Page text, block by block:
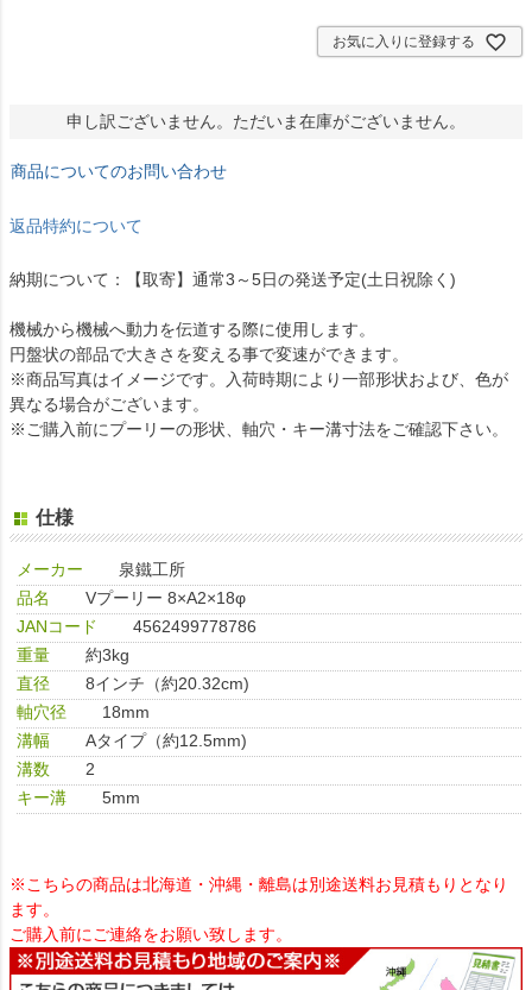
お気に入りに登録する
申し訳ございません。ただいま在庫がございません。
商品についてのお問い合わせ
返品特約について
納期について：【取寄】通常3～5日の発送予定(土日祝除く)
機械から機械へ動力を伝道する際に使用します。
円盤状の部品で大きさを変える事で変速ができます。
※商品写真はイメージです。入荷時期により一部形状および、色が
異なる場合がございます。
※ご購入前にプーリーの形状、軸穴・キー溝寸法をご確認下さい。
仕様
メーカー
泉鐵工所
品名
Vプーリー 8×A2×18φ
JANコード
4562499778786
重量
約3kg
直径
8インチ（約20.32cm)
軸穴径
18mm
溝幅
Aタイプ（約12.5mm)
溝数
2
キー溝
5mm
※こちらの商品は北海道・沖縄・離島は別途送料お見積もりとなり
ます。
ご購入前にご連絡をお願い致します。